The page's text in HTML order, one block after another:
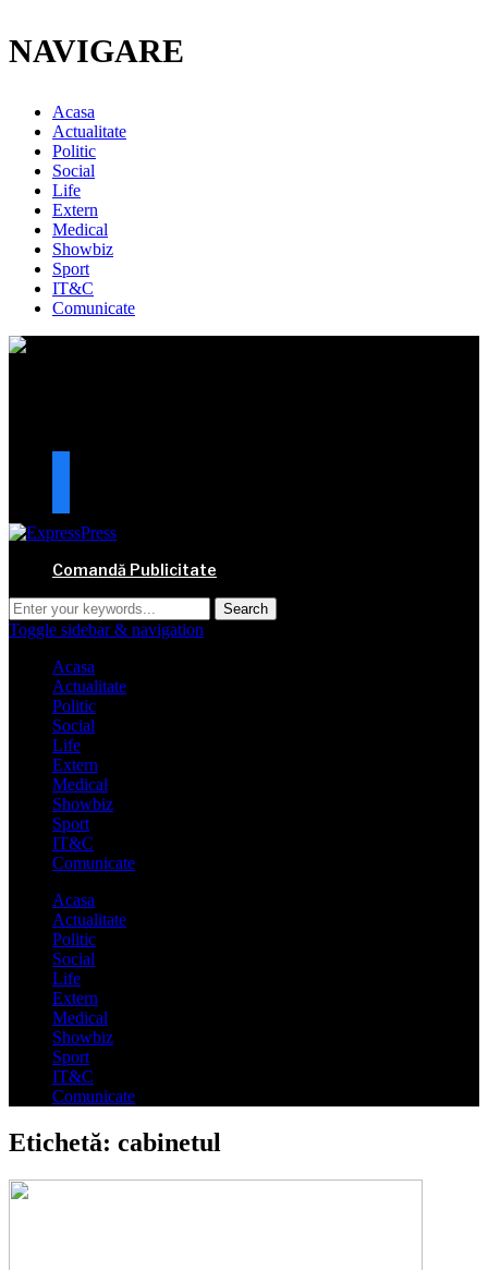
NAVIGARE
Acasa
Actualitate
Politic
Social
Life
Extern
Medical
Showbiz
Sport
IT&C
Comunicate
Comandă Publicitate
Toggle sidebar & navigation
Acasa
Actualitate
Politic
Social
Life
Extern
Medical
Showbiz
Sport
IT&C
Comunicate
Acasa
Actualitate
Politic
Social
Life
Extern
Medical
Showbiz
Sport
IT&C
Comunicate
Etichetă: cabinetul